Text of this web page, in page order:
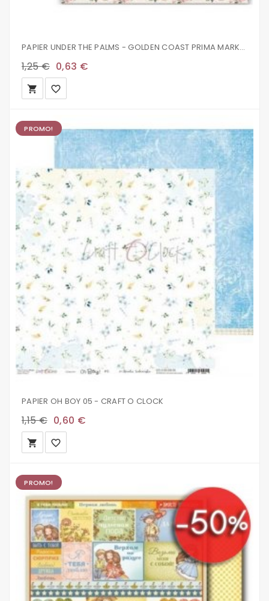
PAPIER UNDER THE PALMS - GOLDEN COAST PRIMA MARKETING
1,25 € 0,63 €
local_grocery_store favorite_border
PROMO!
PAPIER OH BOY 05 - CRAFT O CLOCK
1,15 € 0,60 €
local_grocery_store favorite_border
PROMO!